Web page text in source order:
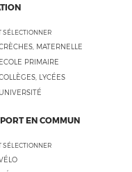
SÉLECTIONNER
MATERNELLE
ECOLE PRIMAIRE
LYCÉES
UNIVERSITÉ
EN COMMUN
SÉLECTIONNER